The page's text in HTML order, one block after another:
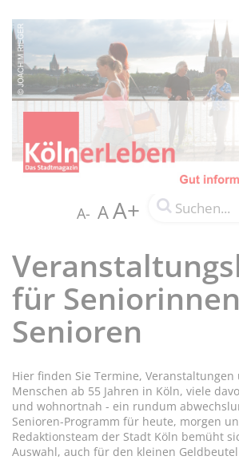
A- AA+
für
Senioren
Hier finden Sie Termine,
Menschen ab 55 Jahren in Köln, viele
und wohnortnah - ein rundum
Senioren-Programm für heute, morgen
Redaktionsteam der Stadt Köln bemüht
Auswahl, auch für den kleinen